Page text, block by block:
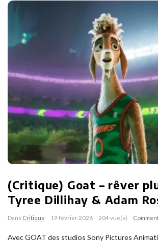
(Critique) Goat – rêver
Tyree Dillihay & Adam
Dans Critique 19 février 2026 204 vue(s)
Avec GOAT des studios Sony Pictures